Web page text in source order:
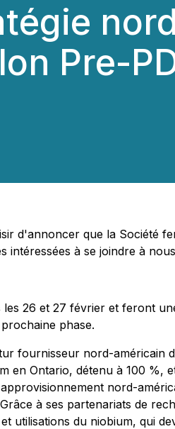
Pre-
d'annoncer que la Société
intéressées à se joindre à
26 et 27 février et feront
phase.
fournisseur nord-américain
en Ontario, détenu à 100 %,
nord-
à ses partenariats de
utilisations du niobium, qui